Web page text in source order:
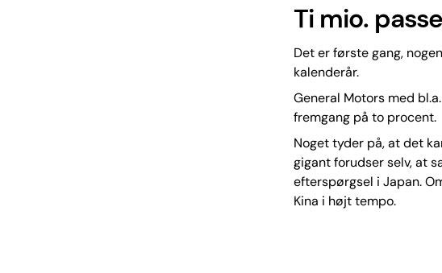
Ti mio.
Det er første gang,
kalenderår.
General Motors med
fremgang på to procent.
Noget tyder på, at det
gigant forudser selv, at
efterspørgsel i Japan.
Kina i højt tempo.